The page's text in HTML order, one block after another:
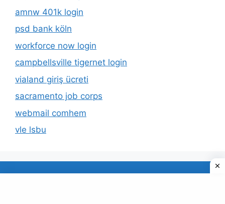
amnw 401k login
psd bank köln
workforce now login
campbellsville tigernet login
vialand giriş ücreti
sacramento job corps
webmail comhem
vle lsbu